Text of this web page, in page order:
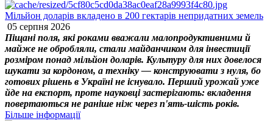
Мільйон доларів вкладено в 200 гектарів непридатних земель
05 серпня 2026
Піщані поля, які роками вважали малопродуктивними й
майже не обробляли, стали майданчиком для інвестиції
розміром понад мільйон доларів. Культуру для них довелося
шукати за кордоном, а техніку — конструювати з нуля, бо
готових рішень в Україні не існувало. Перший урожай уже
йде на експорт, проте науковці застерігають: вкладення
повертаються не раніше ніж через п'ять-шість років.
Більше інформації